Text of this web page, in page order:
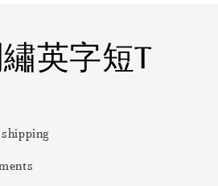
英字短T